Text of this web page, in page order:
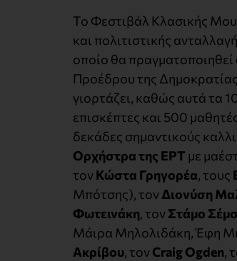
Το Φεστιβάλ Κλασικής
και πολιτιστικής
οποίο θα πραγματοποιηθεί
Προέδρου της
γιορτάζει, καθώς αυτά τα
επισκέπτες και 500
δεκάδες σημαντικούς
Ορχήστρα της ΕΡΤ με
τονΚώστα Γρηγορέα, τους
Μπότσης), τονΔιονύση
Φωτεινάκη, τονΣτάμο
Μάιρα Μηλολιδάκη, Έφη
Ακρίβου, τονCraig Ogden,